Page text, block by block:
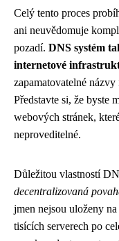
Celý tento proces
ani neuvědomuje
pozadí. DNS systém
internetové
zapamatovatelné
Představte si, že byste
webových stránek,
neproveditelné.
Důležitou vlastností
decentralizovaná
jmen nejsou uloženy
tisících serverech po